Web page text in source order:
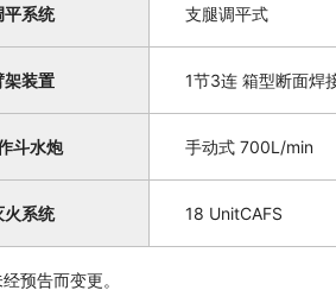
平系统 支腿调平式
架装置 1节3连 箱型断面焊
斗水炮 手动式 700L/min
火系统 18 UnitCAFS
预告而变更。